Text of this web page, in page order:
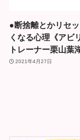
●断捨離とかリセ
くなる心理《アビ
トレーナー栗山葉
2021年4月27日